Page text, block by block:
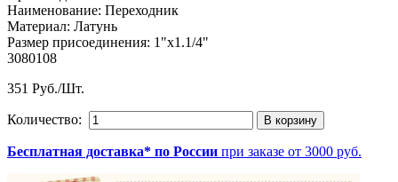
Наименование: Переходник
Материал: Латунь
Размер присоединения: 1"х1.1/4"
3080108
351 Руб./Шт.
Количество:
Бесплатная доставка* по России при заказе от 3000 руб.